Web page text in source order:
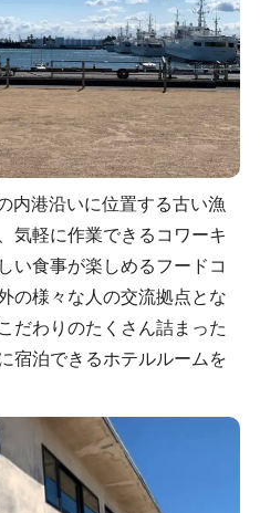
内港沿いに位置する古い漁
気軽に作業できるコワーキ
い食事が楽しめるフードコ
の様々な人の交流拠点とな
だわりのたくさん詰まった
宿泊できるホテルルームを